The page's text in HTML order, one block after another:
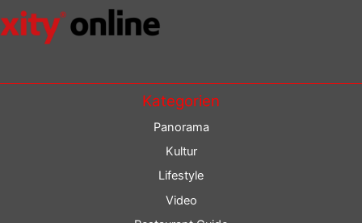
Kategorien
Panorama
Kultur
Lifestyle
Video